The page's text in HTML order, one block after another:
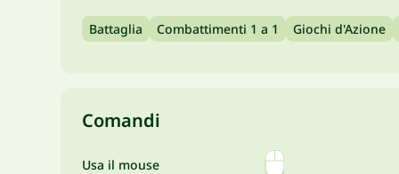
Battaglia Combattimenti 1 a 1 Giochi d'Azione
Comandi
Usa il mouse